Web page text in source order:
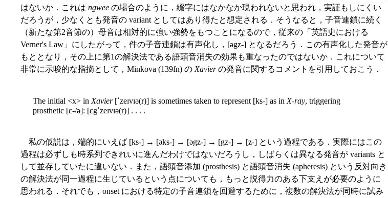
はないか．これは ngwee の場合のように，綴字にはなかなか現われないと思われ，実証もしにくい
だろうが，少なくとも発音の variant としてはあり得たと想定される．そうなると，子音連鎖に続く
（新たな第2音節の）母音は相対的に強い強勢をもつことになるので，従来の「英語史における
Verner's Law」にしたがって，件の子音連鎖は有声化し，[əgz-] となるだろう．この有声化した発音が
もととなり，その上に第1の解決法である語頭音消失の効果も重なったのではないか．これについて
非常に示唆的な指摘として，Minkova (139fn) の Xavierの発音に関するコメントを引用しておこう．
The initial <x> in Xavier[ˈzeɪvɪə(r)] is sometimes taken to represent [ks-] as in X-ray, triggering
prosthetic [ɛ-/ə]: [ɛgˈzeɪvɪə(r)] . . . .
私の仮説は，端的にいえば [ks-] → [əks-] → [əgz-] → [gz-] → [z-] という過程である．実際にはこの
過程は必ずしも時系列できれいに進んだわけではないだろうし，しばらくは異なる発音が variants と
して並存していたに違いない．また，語頭音添加 (prosthesis) と語頭音消失 (apheresis) という反対向き
の解決法が同一過程に生じているという点についても，もっと説得力のある下支えが必要のように
思われる．それでも，onset における特定の子音連鎖を回避するために，複数の解決法が同時に試み